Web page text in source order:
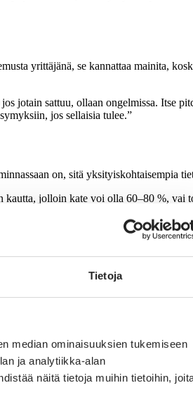
Tietoja
median ominaisuuksien tukemiseen
ja analytiikka-alan
näitä tietoja muihin tietoihin,
yrittäjänä, se kannattaa mainita,
jotain sattuu, ollaan ongelmissa. Itse
jos sellaisia tulee.”
on, sitä yksityiskohtaisempia
jolloin kate voi olla 60–80 %, vai
olla kunnianhimoisia, mutta silti realistisia.
suuntaa ja joustaa, jos tarve on. ”
tuotteen tai palvelun ostaisivat ja
asiakaspalautetta ja tietoa
riittää.”